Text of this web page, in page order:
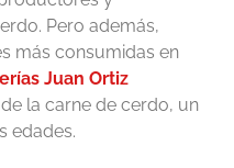
Pero además,
más consumidas en
Juan Ortiz
la carne de cerdo, un
edades.